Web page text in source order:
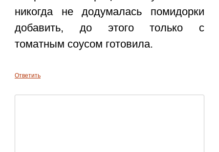
никогда не додумалась помидорки
добавить, до этого только с
томатным соусом готовила.
Ответить